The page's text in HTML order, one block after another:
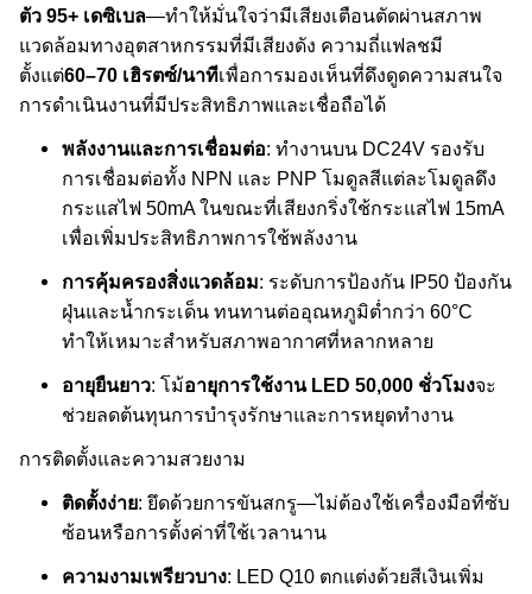
ตัว 95+ เดซิเบล—ทำให้มั่นใจว่ามีเสียงเตือนตัดผ่านสภาพ
แวดล้อมทางอุตสาหกรรมที่มีเสียงดัง ความถี่แฟลชมี
ตั้งแต่60–70 เฮิรตซ์/นาทีเพื่อการมองเห็นที่ดึงดูดความสนใจ
การดำเนินงานที่มีประสิทธิภาพและเชื่อถือได้
พลังงานและการเชื่อมต่อ: ทำงานบน DC24V รองรับ
การเชื่อมต่อทั้ง NPN และ PNP โมดูลสีแต่ละโมดูลดึง
กระแสไฟ 50mA ในขณะที่เสียงกริ่งใช้กระแสไฟ 15mA
เพื่อเพิ่มประสิทธิภาพการใช้พลังงาน
การคุ้มครองสิ่งแวดล้อม: ระดับการป้องกัน IP50 ป้องกัน
ฝุ่นและน้ำกระเด็น ทนทานต่ออุณหภูมิต่ำกว่า 60°C
ทำให้เหมาะสำหรับสภาพอากาศที่หลากหลาย
อายุยืนยาว: โม้อายุการใช้งาน LED 50,000 ชั่วโมงจะ
ช่วยลดต้นทุนการบำรุงรักษาและการหยุดทำงาน
การติดตั้งและความสวยงาม
ติดตั้งง่าย: ยึดด้วยการขันสกรู—ไม่ต้องใช้เครื่องมือที่ซับ
ซ้อนหรือการตั้งค่าที่ใช้เวลานาน
ความงามเพรียวบาง: LED Q10 ตกแต่งด้วยสีเงินเพิ่ม